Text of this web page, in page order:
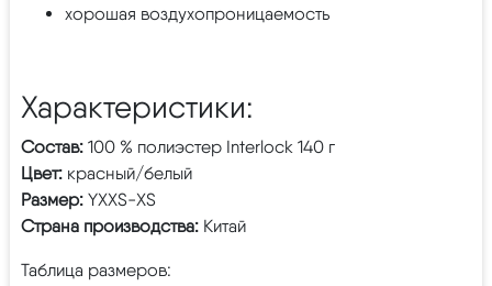
хорошая воздухопроницаемость
Характеристики:
Состав: 100 % полиэстер Interlock 140 г
Цвет: красный/белый
Размер: YXXS-XS
Страна производства: Китай
Таблица размеров: